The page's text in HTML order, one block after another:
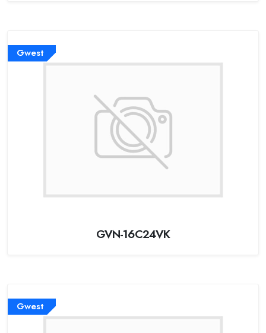
Gwest
GVN-16C24VK
Gwest